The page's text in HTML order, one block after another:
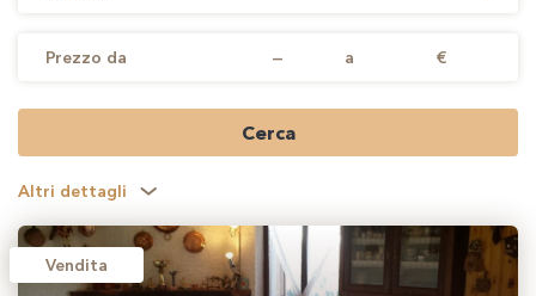
Prezzo da — a €
Cerca
Altri dettagli
Vendita